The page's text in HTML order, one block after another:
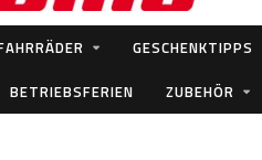
GESCHENKTIPPS
BETRIEBSFERIEN ZUBEHÖR